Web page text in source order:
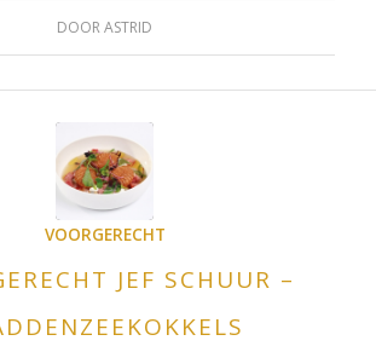
DOORASTRID
VOORGERECHT
JEF SCHUUR –